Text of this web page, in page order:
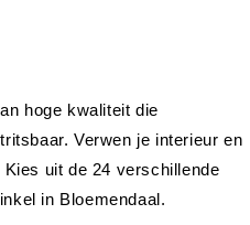
hoge kwaliteit die
Verwen je interieur en
uit de 24 verschillende
in Bloemendaal.